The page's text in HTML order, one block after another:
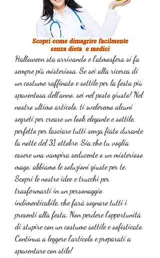
Halloween sta arrivando e l'atmosfera si fa
sempre più misteriosa. Se sei alla ricerca di
un costume raffinato e sottile per la festa più
spaventosa dell'anno, sei nel posto giusto! Nel
nostro ultimo articolo, ti sveleremo alcuni
segreti per creare un look elegante e sottile,
perfetto per lasciare tutti senza fiato durante
la notte del 31 ottobre. Sia che tu voglia
essere una vampira seducente o un misterioso
mago, abbiamo le soluzioni giuste per te.
Scopri le nostre idee e trucchi per
trasformarti in un personaggio
indimenticabile, che farà sognare tutti i
presenti alla festa. Non perdere l'opportunità
di stupire con un costume sottile e sofisticato.
Continua a leggere l'articolo e preparati a
spaventare con stile!